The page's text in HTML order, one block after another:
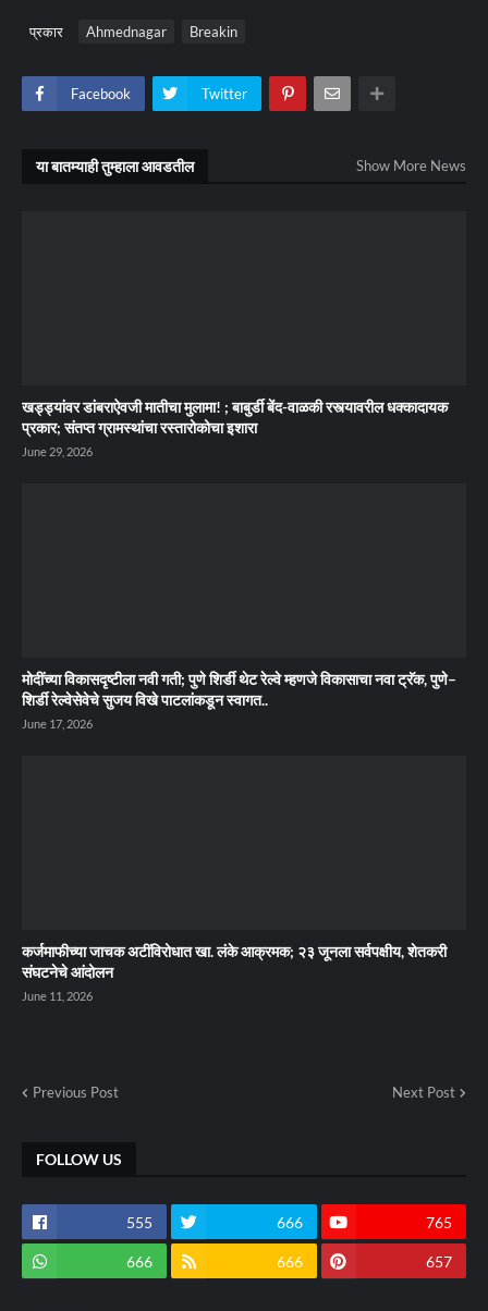
प्रकार Ahmednagar Breakin
Facebook Twitter
या बातम्याही तुम्हाला आवडतील Show More News
खड्ड्यांवर डांबराऐवजी मातीचा मुलामा! ; बाबुर्डी बेंद-वाळकी रस्त्यावरील धक्कादायक
प्रकार; संतप्त ग्रामस्थांचा रस्तारोकोचा इशारा
June 29, 2026
मोदींच्या विकासदृष्टीला नवी गती; पुणे शिर्डी थेट रेल्वे म्हणजे विकासाचा नवा ट्रॅक, पुणे–
शिर्डी रेल्वेसेवेचे सुजय विखे पाटलांकडून स्वागत..
June 17, 2026
कर्जमाफीच्या जाचक अटींविरोधात खा. लंके आक्रमक; २३ जूनला सर्वपक्षीय, शेतकरी
संघटनेचे आंदोलन
June 11, 2026
Previous Post Next Post
FOLLOW US
555 666 765
666 666 657